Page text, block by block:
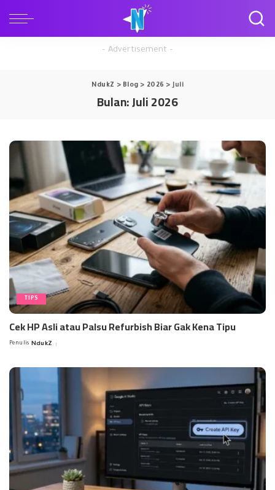
– Advertisement –
NdukZ > Blog > 2026 >Juli
Bulan:Juli 2026
TIPS
Cek HP Asli atau Palsu Refurbish Biar Gak Kena Tipu
Posted
Penulis NdukZ